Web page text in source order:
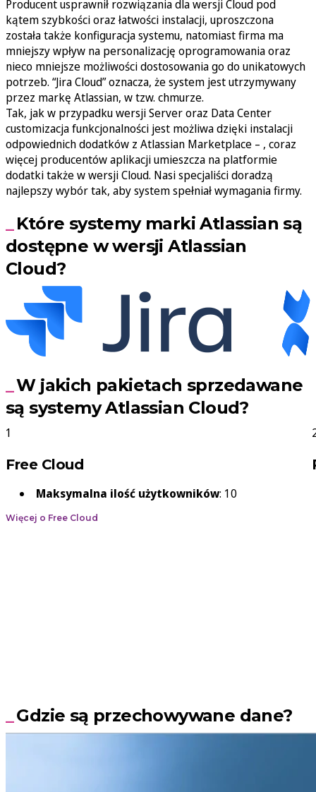
Producent usprawnił rozwiązania dla wersji Cloud pod
kątem szybkości oraz łatwości instalacji, uproszczona
została także konfiguracja systemu, natomiast firma ma
mniejszy wpływ na personalizację oprogramowania oraz
nieco mniejsze możliwości dostosowania go do unikatowych
potrzeb. “Jira Cloud” oznacza, że system jest utrzymywany
przez markę Atlassian, w tzw. chmurze.
Tak, jak w przypadku wersji Server oraz Data Center
customizacja funkcjonalności jest możliwa dzięki instalacji
odpowiednich dodatków z Atlassian Marketplace – , coraz
więcej producentów aplikacji umieszcza na platformie
dodatki także w wersji Cloud. Nasi specjaliści doradzą
najlepszy wybór tak, aby system spełniał wymagania firmy.
Które systemy marki Atlassian są
dostępne w wersji Atlassian
Cloud?
W jakich pakietach sprzedawane
są systemy Atlassian Cloud?
Free Cloud
Maksymalna ilość użytkowników: 10
Więcej o Free Cloud
Gdzie są przechowywane dane?